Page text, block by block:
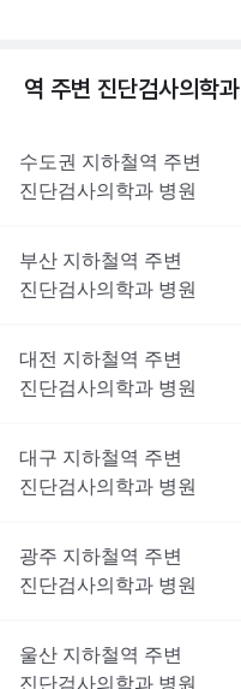
역 주변 진단검사의학과
수도권 지하철역 주변
진단검사의학과 병원
부산 지하철역 주변
진단검사의학과 병원
대전 지하철역 주변
진단검사의학과 병원
대구 지하철역 주변
진단검사의학과 병원
광주 지하철역 주변
진단검사의학과 병원
울산 지하철역 주변
진단검사의학과 병원